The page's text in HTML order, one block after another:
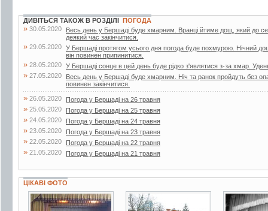
ДИВІТЬСЯ ТАКОЖ В РОЗДІЛІ ПОГОДА
» 30.05.2020
Весь день у Бершаді буде хмарним. Вранці йтиме дощ, який до
деякий час закінчитися.
» 29.05.2020 У Бершаді протягом усього дня погода буде похмурою. Нічний
він повинен припинитися.
» 28.05.2020 У Бершаді сонце в цей день буде рідко з'являтися з-за хмар.
» 27.05.2020
Весь день у Бершаді буде хмарним. Ніч та ранок пройдуть без
повинен закінчитися.
» 26.05.2020 Погода у Бершаді на 26 травня
» 25.05.2020 Погода у Бершаді на 25 травня
» 24.05.2020 Погода у Бершаді на 24 травня
» 23.05.2020 Погода у Бершаді на 23 травня
» 22.05.2020 Погода у Бершаді на 22 травня
» 21.05.2020 Погода у Бершаді на 21 травня
ЦІКАВІ ФОТО
3 фото 7 фото 2 фото